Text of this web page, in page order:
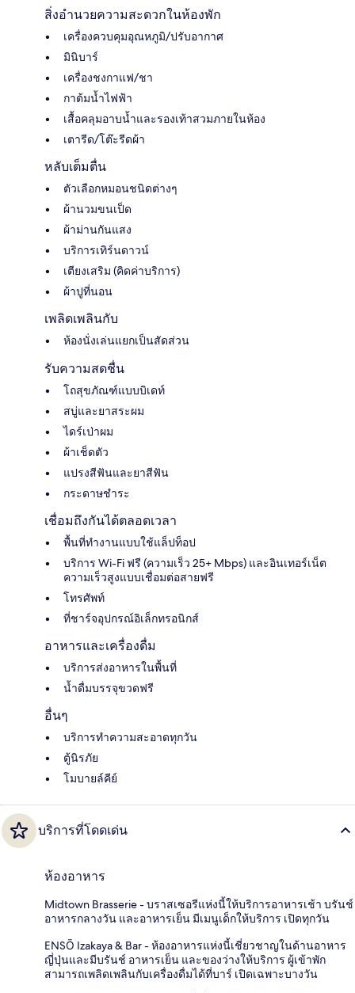
สิ่งอำนวยความสะดวกในห้องพัก
เครื่องควบคุมอุณหภูมิ/ปรับอากาศ
มินิบาร์
เครื่องชงกาแฟ/ชา
กาต้มน้ำไฟฟ้า
เสื้อคลุมอาบน้ำและรองเท้าสวมภายในห้อง
เตารีด/โต๊ะรีดผ้า
หลับเต็มตื่น
ตัวเลือกหมอนชนิดต่างๆ
ผ้านวมขนเป็ด
ผ้าม่านกันแสง
บริการเทิร์นดาวน์
เตียงเสริม (คิดค่าบริการ)
ผ้าปูที่นอน
เพลิดเพลินกับ
ห้องนั่งเล่นแยกเป็นสัดส่วน
รับความสดชื่น
โถสุขภัณฑ์แบบบิเดท์
สบู่และยาสระผม
ไดร์เป่าผม
ผ้าเช็ดตัว
แปรงสีฟันและยาสีฟัน
กระดาษชำระ
เชื่อมถึงกันได้ตลอดเวลา
พื้นที่ทำงานแบบใช้แล็ปท็อป
บริการ Wi-Fi ฟรี (ความเร็ว 25+ Mbps) และอินเทอร์เน็ต
ความเร็วสูงแบบเชื่อมต่อสายฟรี
โทรศัพท์
ที่ชาร์จอุปกรณ์อิเล็กทรอนิกส์
อาหารและเครื่องดื่ม
บริการส่งอาหารในพื้นที่
น้ำดื่มบรรจุขวดฟรี
อื่นๆ
บริการทำความสะอาดทุกวัน
ตู้นิรภัย
โมบายล์คีย์
บริการที่โดดเด่น
ห้องอาหาร
Midtown Brasserie - บราสเซอรีแห่งนี้ให้บริการอาหารเช้า บรันช์
อาหารกลางวัน และอาหารเย็น มีเมนูเด็กให้บริการ เปิดทุกวัน
ENSŌ Izakaya & Bar - ห้องอาหารแห่งนี้เชี่ยวชาญในด้านอาหาร
ญี่ปุ่นและมีบรันช์ อาหารเย็น และของว่างให้บริการ ผู้เข้าพัก
สามารถเพลิดเพลินกับเครื่องดื่มได้ที่บาร์ เปิดเฉพาะบางวัน